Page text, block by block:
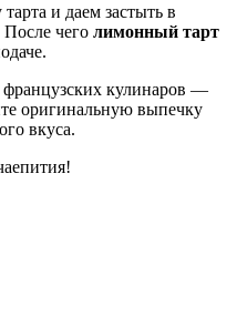
и даем застыть в
После чего лимонный тарт
кулинаров —
оригинальную выпечку
вкуса.